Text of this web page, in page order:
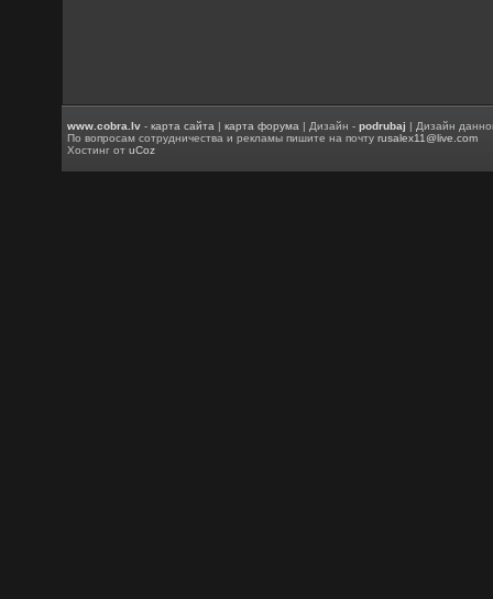
www.cobra.lv -карта сайта |карта форума | Дизайн -podrubaj | Дизайн
По вопросам сотрудничества и рекламы пишите на почтуrusalex11@live.com
Хостинг отuCoz